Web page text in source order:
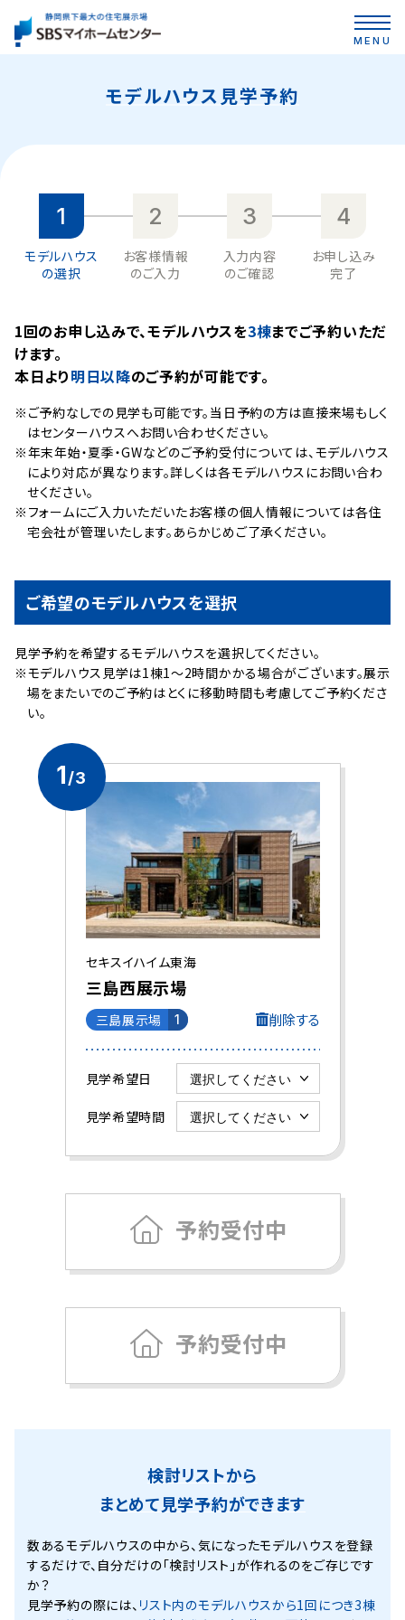
MENU
モデルハウス見学予約
1
モデルハウス
の選択
2
お客様情報
のご入力
3
入力内容
のご確認
4
お申し込み
完了
1回のお申し込みで、モデルハウスを3棟までご予約いただ
けます。
本⽇より明日以降のご予約が可能です。
※ご予約なしでの見学も可能です。当日予約の方は直接来場もしく
はセンターハウスへお問い合わせください。
※年末年始・夏季・GWなどのご予約受付については、モデルハウス
により対応が異なります。詳しくは各モデルハウスにお問い合わ
せください。
※フォームにご入力いただいたお客様の個人情報については各住
宅会社が管理いたします。あらかじめご了承ください。
ご希望のモデルハウスを選択
⾒学予約を希望するモデルハウスを選択してください。
※モデルハウス見学は1棟1～2時間かかる場合がございます。展示
場をまたいでのご予約はとくに移動時間も考慮してご予約くださ
い。
1/3
セキスイハイム東海
三島西展示場
三島展示場 1 削除する
見学希望日
見学希望時間
予約受付中
予約受付中
検討リストから
まとめて見学予約ができます
数あるモデルハウスの中から、気になったモデルハウスを登録
するだけで、 自分だけの「検討リスト」が作れるのをご存じです
か？
見学予約の際には、 リスト内のモデルハウスから1回につき3棟